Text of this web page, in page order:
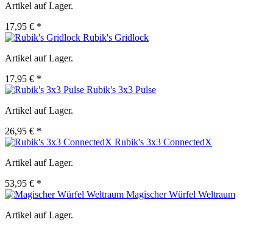
Artikel auf Lager.
17,95 € *
Rubik's Gridlock
Artikel auf Lager.
17,95 € *
Rubik's 3x3 Pulse
Artikel auf Lager.
26,95 € *
Rubik's 3x3 ConnectedX
Artikel auf Lager.
53,95 € *
Magischer Würfel Weltraum
Artikel auf Lager.